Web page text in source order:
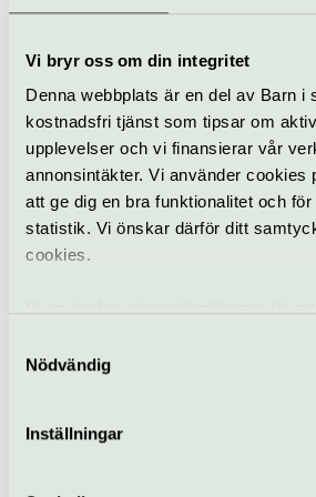
Vi bryr oss om din integritet
Denna webbplats är en del av Barn i
kostnadsfri tjänst som tipsar om
upplevelser och vi finansierar vår
annonsintäkter. Vi använder cookies
att ge dig en bra funktionalitet och
statistik. Vi önskar därför ditt
cookies.
samt tillhandahålla funktioner för
vidarebefordrar även sådana
information från din enhet till de
annons- och analysföretag som vi
Nödvändig
Inställningar
Chris
26 oktober
Södra Teatern
Konsert
UK Pink